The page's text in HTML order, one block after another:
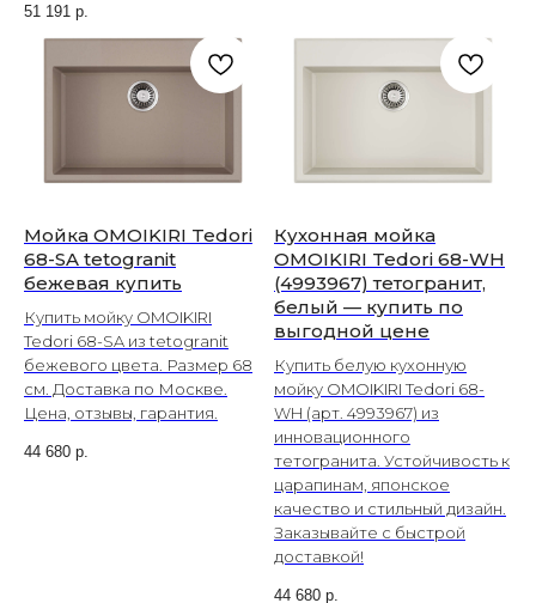
51 191 р.
Мойка OMOIKIRI Tedori
68-SA tetogranit
бежевая купить
Купить мойку OMOIKIRI
Tedori 68-SA из tetogranit
бежевого цвета. Размер 68
см. Доставка по Москве.
Цена, отзывы, гарантия.
44 680 р.
Кухонная мойка
OMOIKIRI Tedori 68-WH
(4993967) тетогранит,
белый — купить по
выгодной цене
Купить белую кухонную
мойку OMOIKIRI Tedori 68-
WH (арт. 4993967) из
инновационного
тетогранита. Устойчивость к
царапинам, японское
качество и стильный дизайн.
Заказывайте с быстрой
доставкой!
44 680 р.